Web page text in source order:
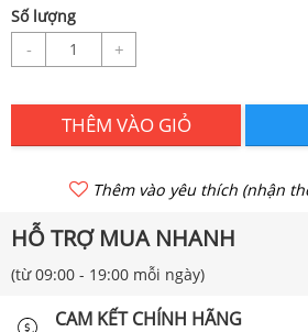
Số lượng
- +
THÊM VÀO GIỎ
Thêm vào yêu thích (nhận
HỖ TRỢ MUA NHANH
(từ 09:00 - 19:00 mỗi ngày)
CAM KẾT CHÍNH HÃNG